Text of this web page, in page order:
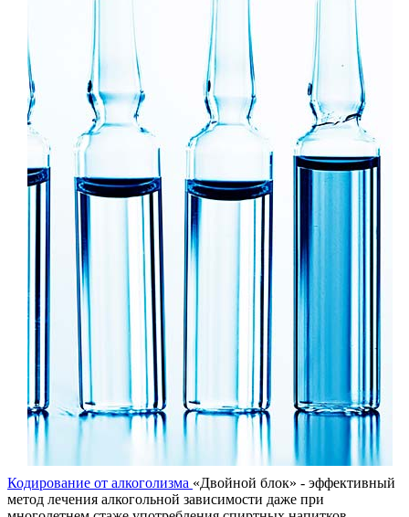
Кодирование от алкоголизма «Двойной блок» - эффективный
метод лечения алкогольной зависимости даже при